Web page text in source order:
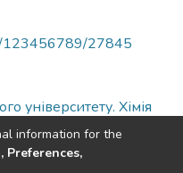
123456789/27845
університету. Хімія
information for the
Preferences,